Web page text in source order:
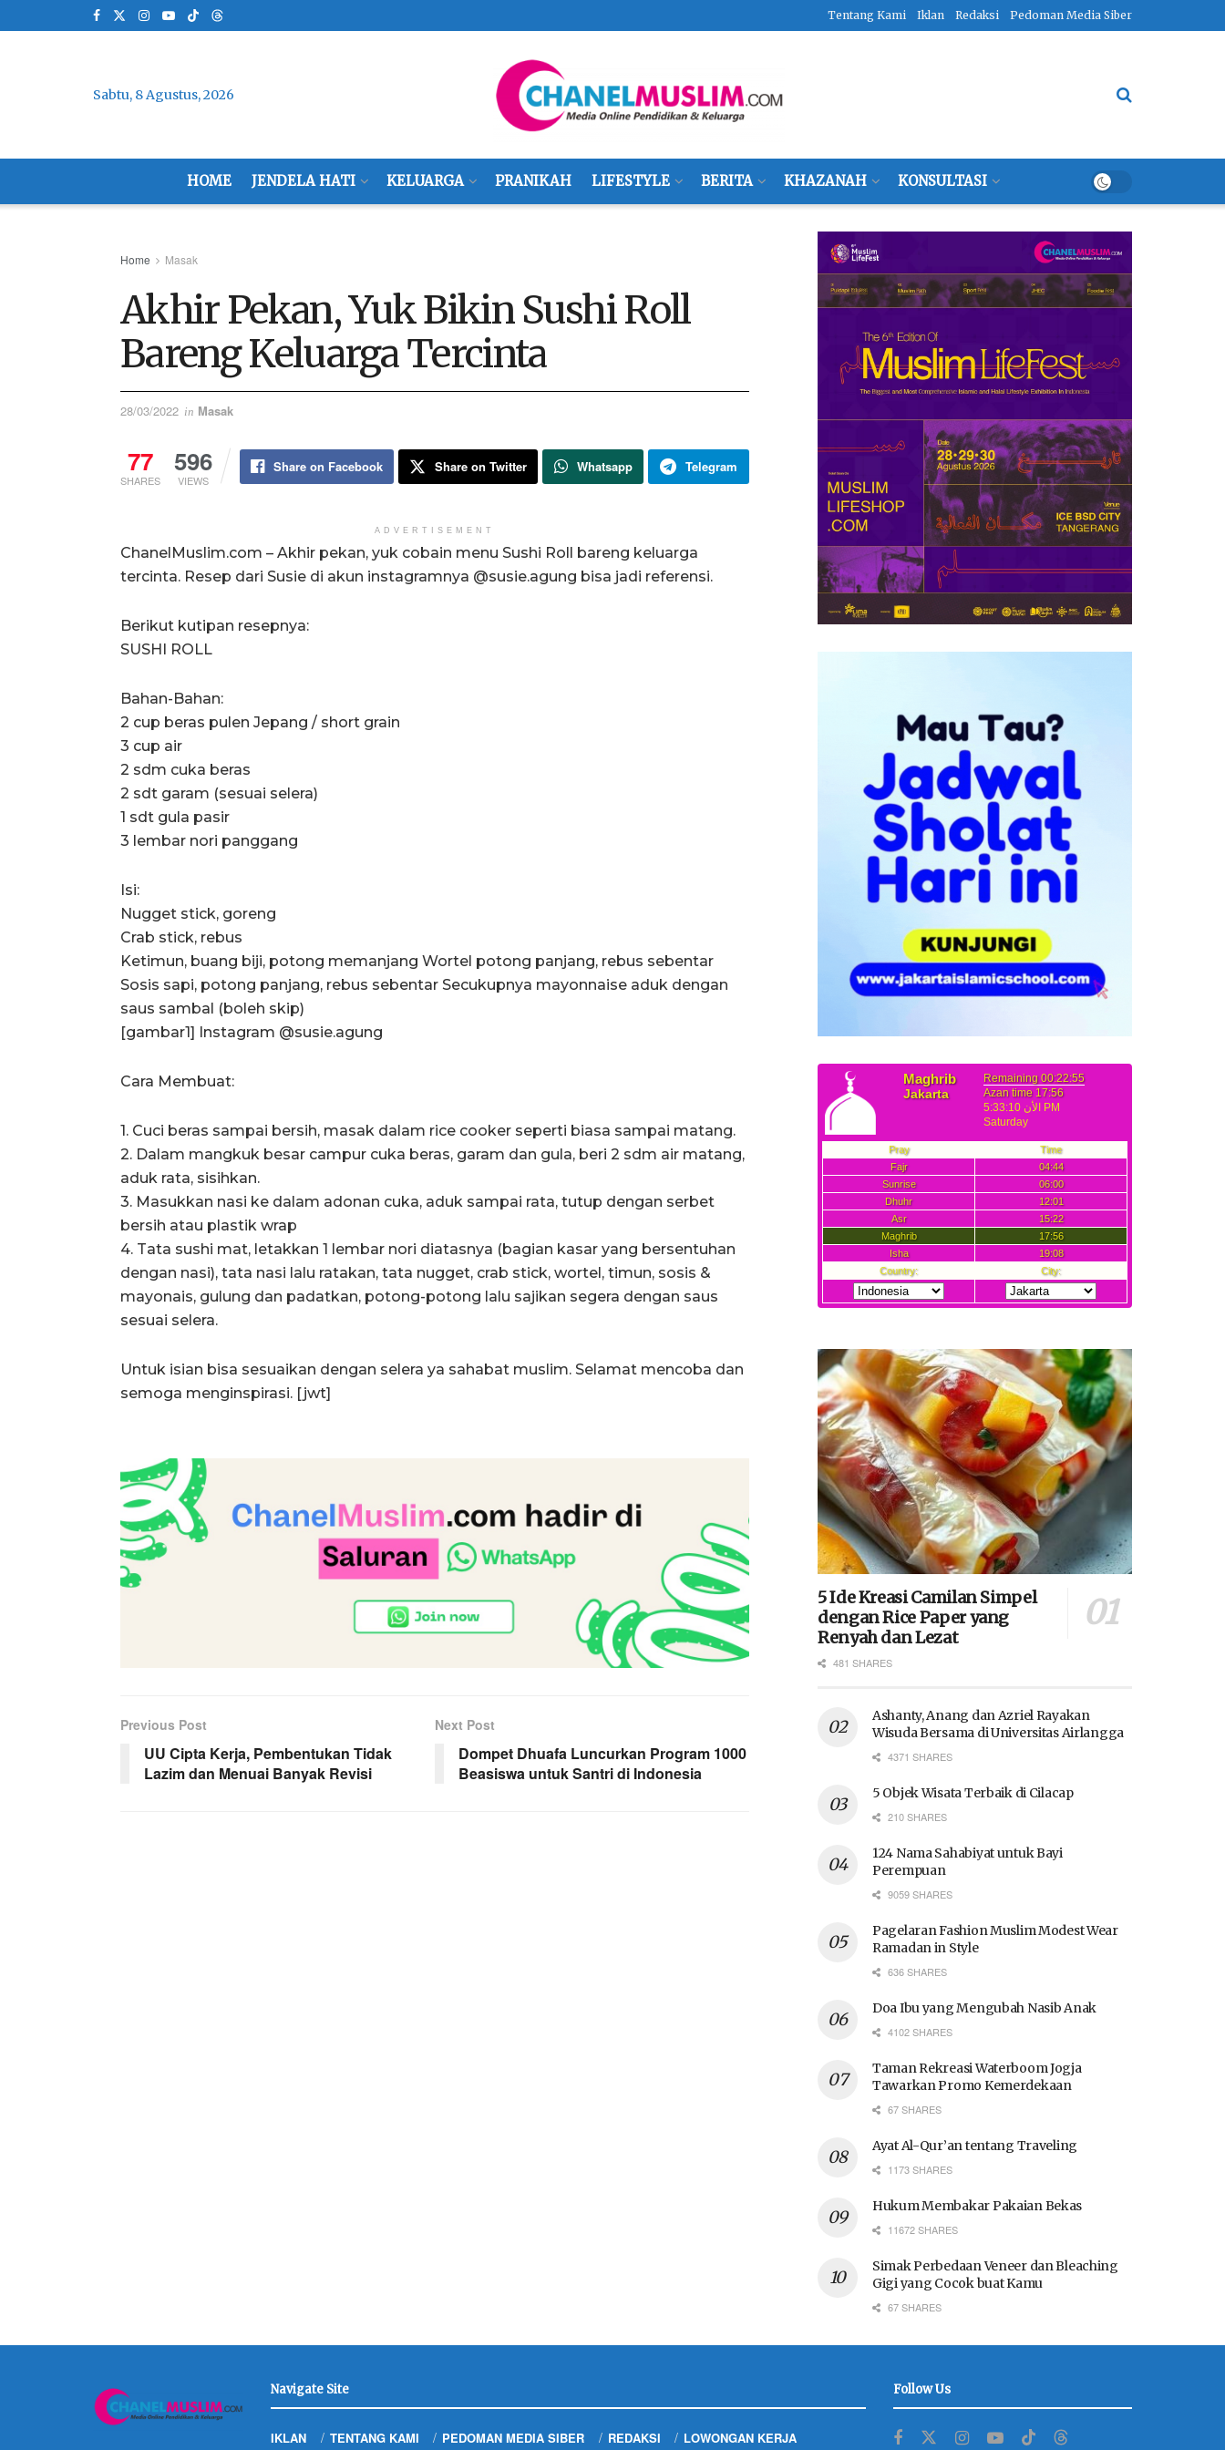
Tentang Kami Iklan Redaksi Pedoman Media Siber
Sabtu, 8 Agustus, 2026
HOME JENDELA HATI KELUARGA PRANIKAH LIFESTYLE BERITA KHAZANAH KONSULTASI
Home Masak
Akhir Pekan, Yuk Bikin Sushi Roll
Bareng Keluarga Tercinta
28/03/2022 in Masak
77
SHARES
596
VIEWS
Share on Facebook Share on Twitter Whatsapp Telegram
ADVERTISEMENT
ChanelMuslim.com – Akhir pekan, yuk cobain menu Sushi Roll bareng keluarga
tercinta. Resep dari Susie di akun instagramnya @susie.agung bisa jadi referensi.
Berikut kutipan resepnya:
SUSHI ROLL
Bahan-Bahan:
2 cup beras pulen Jepang / short grain
3 cup air
2 sdm cuka beras
2 sdt garam (sesuai selera)
1 sdt gula pasir
3 lembar nori panggang
Isi:
Nugget stick, goreng
Crab stick, rebus
Ketimun, buang biji, potong memanjang Wortel potong panjang, rebus sebentar
Sosis sapi, potong panjang, rebus sebentar Secukupnya mayonnaise aduk dengan
saus sambal (boleh skip)
[gambar1] Instagram @susie.agung
Cara Membuat:
1. Cuci beras sampai bersih, masak dalam rice cooker seperti biasa sampai matang.
2. Dalam mangkuk besar campur cuka beras, garam dan gula, beri 2 sdm air matang,
aduk rata, sisihkan.
3. Masukkan nasi ke dalam adonan cuka, aduk sampai rata, tutup dengan serbet
bersih atau plastik wrap
4. Tata sushi mat, letakkan 1 lembar nori diatasnya (bagian kasar yang bersentuhan
dengan nasi), tata nasi lalu ratakan, tata nugget, crab stick, wortel, timun, sosis &
mayonais, gulung dan padatkan, potong-potong lalu sajikan segera dengan saus
sesuai selera.
Untuk isian bisa sesuaikan dengan selera ya sahabat muslim. Selamat mencoba dan
semoga menginspirasi. [jwt]
Previous Post
UU Cipta Kerja, Pembentukan Tidak
Lazim dan Menuai Banyak Revisi
Next Post
Dompet Dhuafa Luncurkan Program 1000
Beasiswa untuk Santri di Indonesia
5 Ide Kreasi Camilan Simpel
dengan Rice Paper yang
Renyah dan Lezat
481 SHARES
Ashanty, Anang dan Azriel Rayakan
Wisuda Bersama di Universitas Airlangga
4371 SHARES
5 Objek Wisata Terbaik di Cilacap
210 SHARES
124 Nama Sahabiyat untuk Bayi
Perempuan
9059 SHARES
Pagelaran Fashion Muslim Modest Wear
Ramadan in Style
636 SHARES
Doa Ibu yang Mengubah Nasib Anak
4102 SHARES
Taman Rekreasi Waterboom Jogja
Tawarkan Promo Kemerdekaan
67 SHARES
Ayat Al-Qur’an tentang Traveling
1173 SHARES
Hukum Membakar Pakaian Bekas
11672 SHARES
Simak Perbedaan Veneer dan Bleaching
Gigi yang Cocok buat Kamu
67 SHARES
Navigate Site
IKLAN TENTANG KAMI PEDOMAN MEDIA SIBER REDAKSI LOWONGAN KERJA
Follow Us